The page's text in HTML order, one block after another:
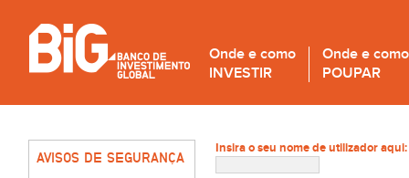
Onde e como
INVESTIR
Onde e como
POUPAR
AVISOS DE SEGURANÇA
Insira o seu nome de utilizador aqui: